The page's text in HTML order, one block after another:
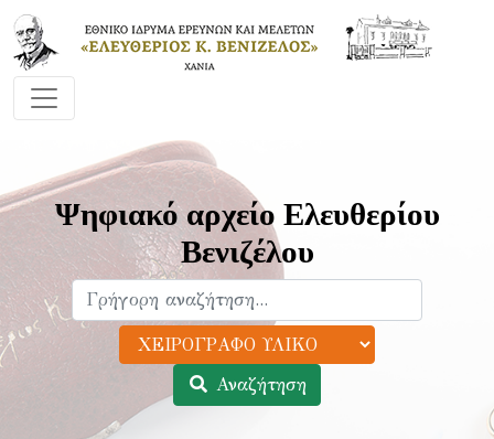
Ψηφιακό αρχείο Ελευθερίου
Βενιζέλου
Αναζήτηση